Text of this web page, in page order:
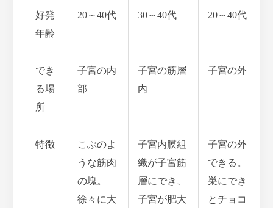
好発
年齢
20～40代 30～40代 20～40代
でき
る場
所
子宮の内
部
子宮の筋層
内
子宮の外
特徴
こぶのよ
うな筋肉
の塊。
徐々に大
子宮内膜組
織が子宮筋
層にでき、
子宮が肥大
子宮の外に
できる。卵
巣にできる
とチョコレ